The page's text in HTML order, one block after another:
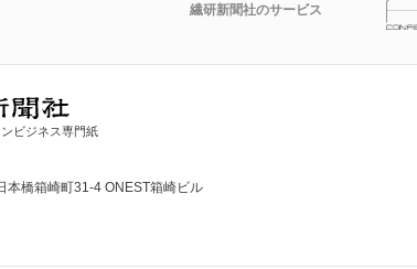
繊研新聞社のサービス
ビジネス専門紙
本橋箱崎町31-4 ONEST箱崎ビル